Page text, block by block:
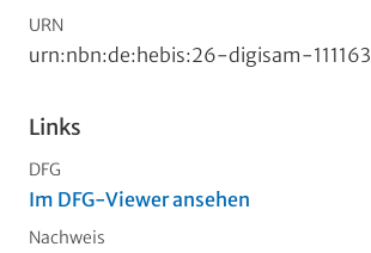
URN
urn:nbn:de:hebis:26-digisam-111163
Links
DFG
Im DFG-Viewer ansehen
Nachweis